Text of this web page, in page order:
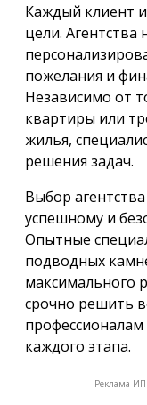
Каждый клиент
цели.
пожелания и
Независимо от
квартиры или
жилья,
решения задач.
Выбор
успешному и
Опытные
подводных
максимального
срочно решить
каждого этапа.
Реклама